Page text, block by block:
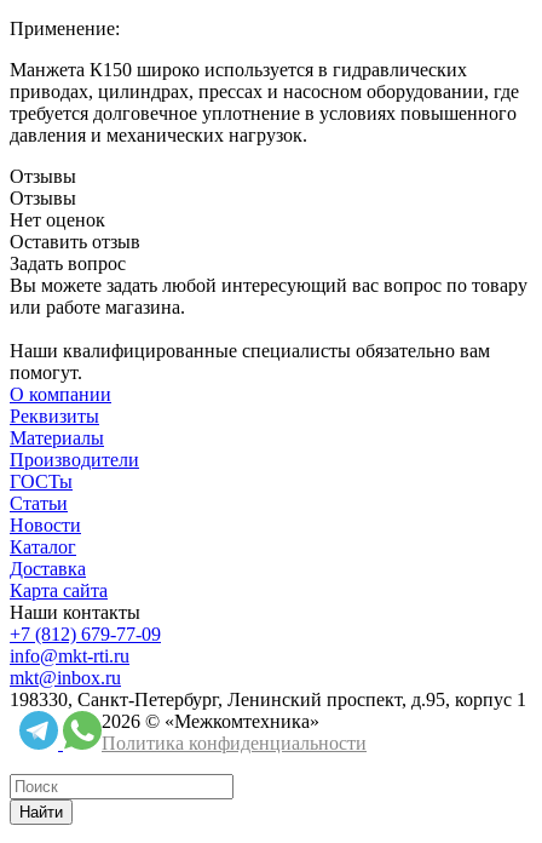
Применение:
Манжета К150 широко используется в гидравлических
приводах, цилиндрах, прессах и насосном оборудовании, где
требуется долговечное уплотнение в условиях повышенного
давления и механических нагрузок.
Отзывы
Отзывы
Нет оценок
Оставить отзыв
Задать вопрос
Вы можете задать любой интересующий вас вопрос по товару
или работе магазина.
Наши квалифицированные специалисты обязательно вам
помогут.
О компании
Реквизиты
Материалы
Производители
ГОСТы
Статьи
Новости
Каталог
Доставка
Карта сайта
Наши контакты
+7 (812) 679-77-09
info@mkt-rti.ru
mkt@inbox.ru
198330, Санкт-Петербург, Ленинский проспект, д.95, корпус 1
2026 © «Межкомтехника»
Политика конфиденциальности
Найти